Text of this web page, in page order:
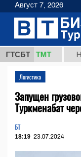
ГТСБТ
ТМТ
Логистика
Запущен
Туркменабат
БТ
18:19 23.07.2024
Август 7, 2026